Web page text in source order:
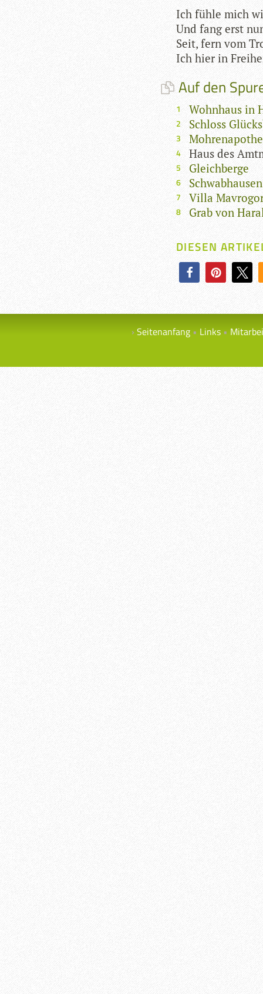
Ich fühle mich
Und fang erst
Seit, fern vom
Ich hier in
Auf den
Wohnhaus in
Schloss
Haus des
Gleichberge
Schwabhausen
Villa
Grab von
DIESEN
Seitenanfang Links